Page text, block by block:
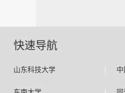
快速导航
山东科技大学 |